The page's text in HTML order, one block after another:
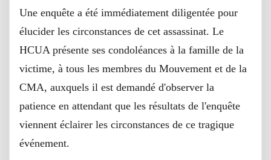
Une enquête a été immédiatement diligentée pour
élucider les circonstances de cet assassinat. Le
HCUA présente ses condoléances à la famille de la
victime, à tous les membres du Mouvement et de la
CMA, auxquels il est demandé d'observer la
patience en attendant que les résultats de l'enquête
viennent éclairer les circonstances de ce tragique
événement.